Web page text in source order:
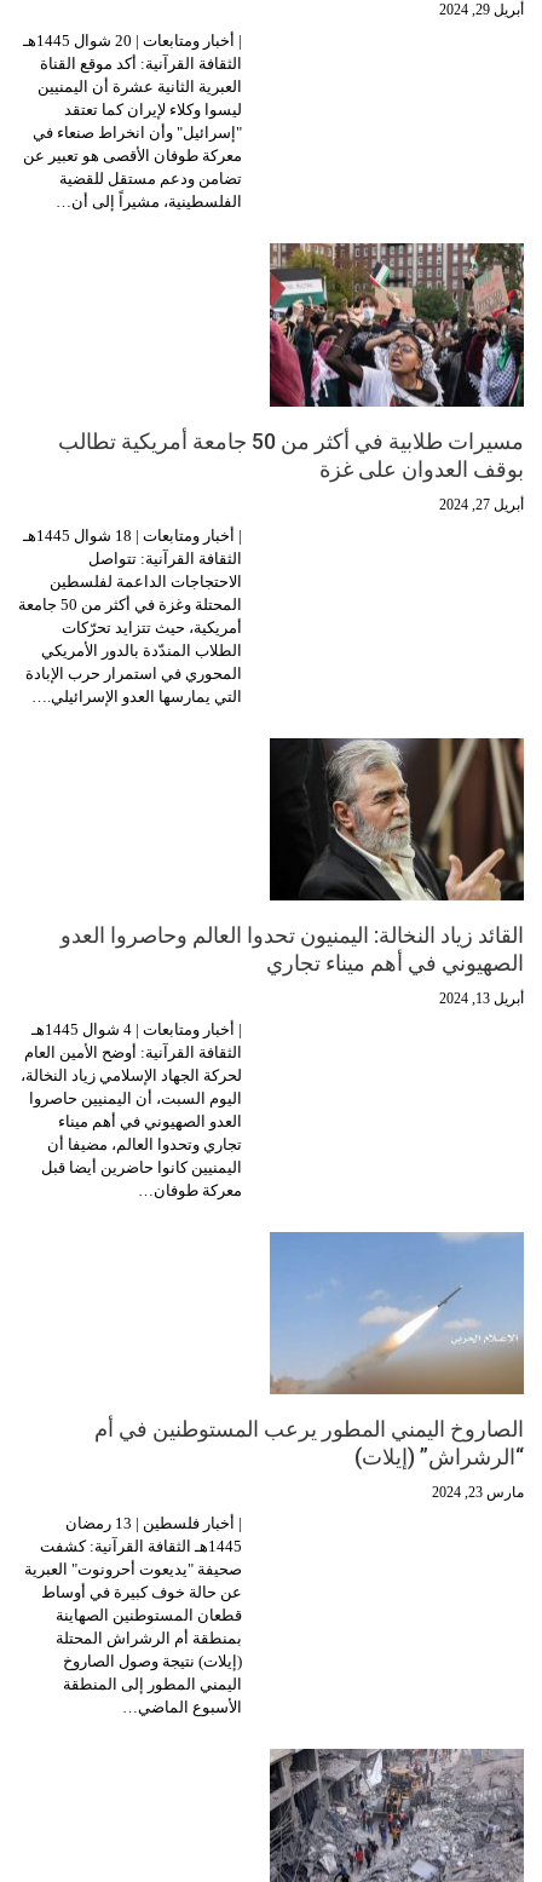
أبريل 29, 2024
| أخبار ومتابعات | 20 شوال 1445هـ
الثقافة القرآنية: أكد موقع القناة
العبرية الثانية عشرة أن اليمنيين
ليسوا وكلاء لإيران كما تعتقد
"إسرائيل" وأن انخراط صنعاء في
معركة طوفان الأقصى هو تعبير عن
تضامن ودعم مستقل للقضية
الفلسطينية، مشيراً إلى أن…
مسيرات طلابية في أكثر من 50 جامعة أمريكية تطالب
بوقف العدوان على غزة
أبريل 27, 2024
| أخبار ومتابعات | 18 شوال 1445هـ
الثقافة القرآنية: تتواصل
الاحتجاجات الداعمة لفلسطين
المحتلة وغزة في أكثر من 50 جامعة
أمريكية، حيث تتزايد تحرّكات
الطلاب المندّدة بالدور الأمريكي
المحوري في استمرار حرب الإبادة
التي يمارسها العدو الإسرائيلي.…
القائد زياد النخالة: اليمنيون تحدوا العالم وحاصروا العدو
الصهيوني في أهم ميناء تجاري
أبريل 13, 2024
| أخبار ومتابعات | 4 شوال 1445هـ
الثقافة القرآنية: أوضح الأمين العام
لحركة الجهاد الإسلامي زياد النخالة،
اليوم السبت، أن اليمنيين حاصروا
العدو الصهيوني في أهم ميناء
تجاري وتحدوا العالم، مضيفا أن
اليمنيين كانوا حاضرين أيضا قبل
معركة طوفان…
الصاروخ اليمني المطور يرعب المستوطنين في أم
“الرشراش” (إيلات)
مارس 23, 2024
| أخبار فلسطين | 13 رمضان
1445هـ الثقافة القرآنية: كشفت
صحيفة "يديعوت أحرونوت" العبرية
عن حالة خوف كبيرة في أوساط
قطعان المستوطنين الصهاينة
بمنطقة أم الرشراش المحتلة
(إيلات) نتيجة وصول الصاروخ
اليمني المطور إلى المنطقة
الأسبوع الماضي…